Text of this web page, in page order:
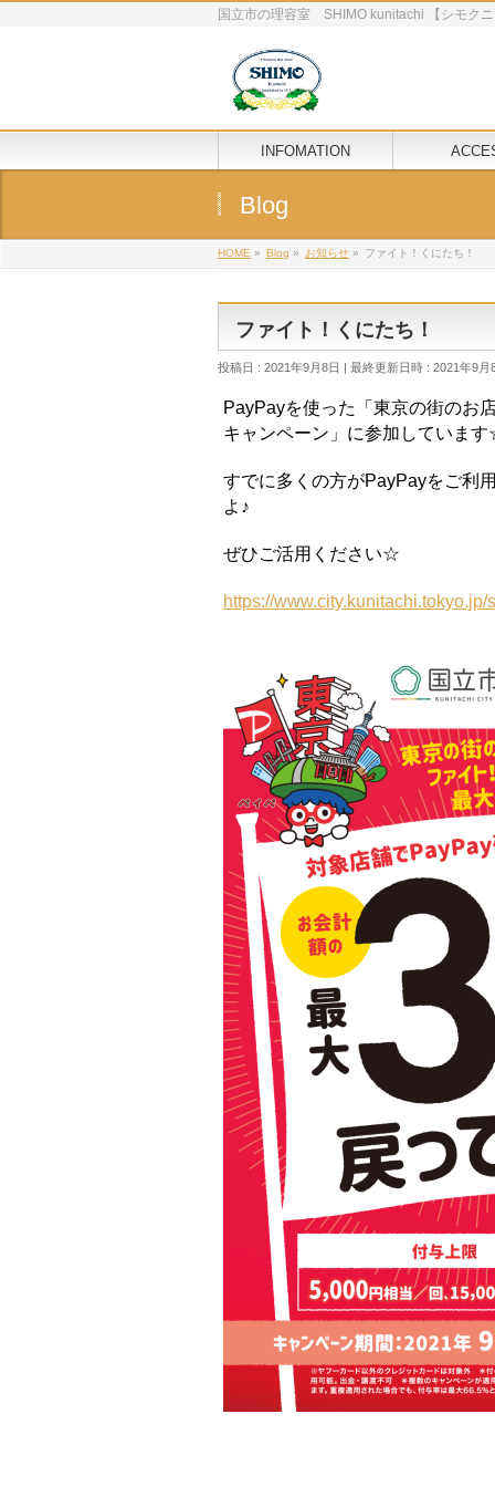
国立市の理容室 SHIMO kunitachi 【シモク
INFOMATION
Blog
HOME » Blog » お知らせ » ファイト！くにたち！
ファイト！くにたち！
投稿日 : 2021年9月8日 最終更新日時 : 2021年9月
PayPayを使った「東京の街のお
キャンペーン」に参加していま
すでに多くの方がPayPayをご利
よ♪
ぜひご活用ください☆
https://